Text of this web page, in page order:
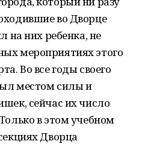
во Дворце
на них ребенка, не
мероприятиях этого
Во все годы своего
местом силы и
сейчас их число
в этом учебном
Дворца